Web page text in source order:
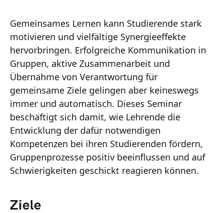
Gemeinsames Lernen kann Studierende stark
motivieren und vielfältige Synergieeffekte
hervorbringen. Erfolgreiche Kommunikation in
Gruppen, aktive Zusammenarbeit und
Übernahme von Verantwortung für
gemeinsame Ziele gelingen aber keineswegs
immer und automatisch. Dieses Seminar
beschäftigt sich damit, wie Lehrende die
Entwicklung der dafür notwendigen
Kompetenzen bei ihren Studierenden fördern,
Gruppenprozesse positiv beeinflussen und auf
Schwierigkeiten geschickt reagieren können.
Ziele